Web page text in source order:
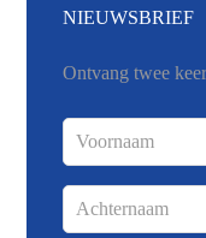
NIEUWSBRIEF
Ontvang twee